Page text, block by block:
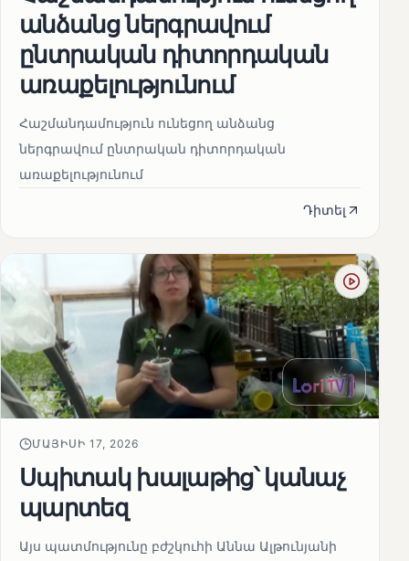
անձանց ներգրավում
ընտրական դիտորդական
առաքելությունում
Հաշմանդամություն ունեցող անձանց
ներգրավում ընտրական դիտորդական
առաքելությունում
Դիտել
ՄԱՅԻՍԻ 17, 2026
Սպիտակ խալաթից՝ կանաչ
պարտեզ
Այս պատմությունը բժշկուհի Աննա Ալթունյանի